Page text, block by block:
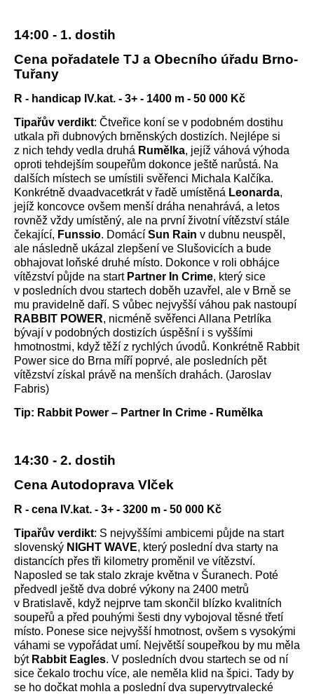
14:00 - 1. dostih
Cena pořadatele TJ a Obecního úřadu Brno-
Tuřany
R - handicap IV.kat. - 3+ - 1400 m - 50 000 Kč
Tipařův verdikt: Čtveřice koní se v podobném dostihu
utkala při dubnových brněnských dostizích. Nejlépe si
z nich tehdy vedla druhá Rumělka, jejíž váhová výhoda
oproti tehdejším soupeřům dokonce ještě narůstá. Na
dalších místech se umístili svěřenci Michala Kalčíka.
Konkrétně dvaadvacetkrát v řadě umístěná Leonarda,
jejíž koncovce ovšem menší dráha nenahrává, a letos
rovněž vždy umístěný, ale na první životní vítězství stále
čekající, Funssio. Domácí Sun Rain v dubnu neuspěl,
ale následně ukázal zlepšení ve Slušovicích a bude
obhajovat loňské druhé místo. Dokonce v roli obhájce
vítězství půjde na start Partner In Crime, který sice
v posledních dvou startech doběh uzavřel, ale v Brně se
mu pravidelně daří. S vůbec nejvyšší váhou pak nastoupí
RABBIT POWER, nicméně svěřenci Allana Petrlíka
bývají v podobných dostizích úspěšní i s vyššími
hmotnostmi, když těží z rychlých úvodů. Konkrétně Rabbit
Power sice do Brna míří poprvé, ale posledních pět
vítězství získal právě na menších drahách. (Jaroslav
Fabris)
Tip: Rabbit Power – Partner In Crime - Rumělka
14:30 - 2. dostih
Cena Autodoprava Vlček
R - cena IV.kat. - 3+ - 3200 m - 50 000 Kč
Tipařův verdikt: S nejvyššími ambicemi půjde na start
slovenský NIGHT WAVE, který poslední dva starty na
distancích přes tři kilometry proměnil ve vítězství.
Naposled se tak stalo zkraje května v Šuranech. Poté
předvedl ještě dva dobré výkony na 2400 metrů
v Bratislavě, když nejprve tam skončil blízko kvalitních
soupeřů a před pouhými šesti dny vybojoval těsné třetí
místo. Ponese sice nejvyšší hmotnost, ovšem s vysokými
váhami se vypořádat umí. Největší soupeřkou by mu měla
být Rabbit Eagles. V posledních dvou startech se od ní
sice čekalo trochu více, ale neměla klid na špici. Tady by
se ho dočkat mohla a poslední dva supervytrvalecké